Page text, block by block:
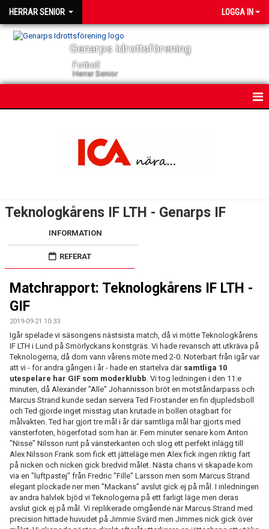
HERRAR SENIOR LOGGA IN
Genarps Idrottsförening
Fotboll
Herrar Senior
EKEVALLEN IP
BILDER
STATISTIK
ÅRSKORT A-LAG 2026
Teknologkårens IF LTH - Genarps IF
INFORMATION
REFERAT
Matchrapport: Teknologkårens IF LTH -
GIF
2019-09-21 10:33
Igår spelade vi säsongens nästsista match, då vi mötte Teknologkårens
IF LTH i Lund på Smörlyckans konstgräs. Vi hade revansch att utkräva på
Teknologerna, då dom vann vårens möte med 2-0. Noterbart från igår var
att vi - för andra gången i år - hade en startelva där samtliga 10
utespelare har GIF som moderklubb. Vi tog ledningen i den 11:e
minuten, då Alexander "Alle" Johannisson bröt en motståndarpass och
Marcus Strand kunde sedan servera Ted Frostander en fin djupledsboll
och Ted gjorde inget misstag utan krutade in bollen otagbart för
målvakten. Ted har gjort tre mål i år där samtliga mål har gjorts med
vänsterfoten, högerfotad som han är. Fem minuter senare kom Anton
"Nisse" Nilsson runt på vänsterkanten och slog ett perfekt inlägg till
Alex Nilsson Frank som fick ett jätteläge men Alex fick ingen riktig fart
på nicken och nicken gick bredvid målet. Nästa chans vi skapade kom
via en "luftpastej" från Fredric "Fille" Larsson men som Marcus Strand
elegant plockade ner men "Mackans" avslut gick ej på mål. I inledningen
av andra halvlek bjöd vi Teknologerna på ett farligt läge men deras
avslut gick ej på mål. Vi replikerade omgående när Marcus Strand med
precision hittade huvudet på Jimmie Svärd men Jimmes nick gick över